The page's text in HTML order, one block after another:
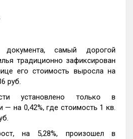
документа, самый дорогой
традиционно зафиксирован
его стоимость выросла на
руб.
установлено только в
— на 0,42%, где стоимость 1 кв.
на 5,28%, произошел в